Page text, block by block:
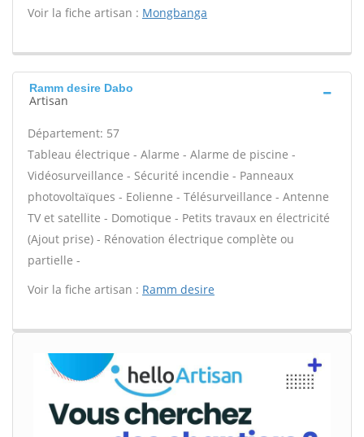
Voir la fiche artisan : Mongbanga
Ramm desire Dabo
Artisan
Département: 57
Tableau électrique - Alarme - Alarme de piscine -
Vidéosurveillance - Sécurité incendie - Panneaux
photovoltaïques - Eolienne - Télésurveillance - Antenne
TV et satellite - Domotique - Petits travaux en électricité
(Ajout prise) - Rénovation électrique complète ou
partielle -
Voir la fiche artisan : Ramm desire